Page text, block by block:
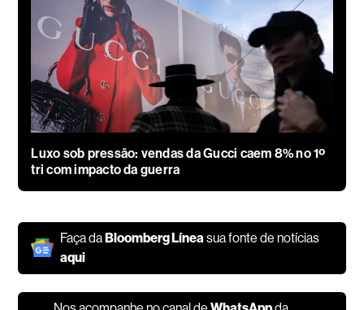
Luxo sob pressão: vendas da Gucci caem 8% no 1º
tri com impacto da guerra
Faça daBloomberg Línea sua fonte de notícias
aqui